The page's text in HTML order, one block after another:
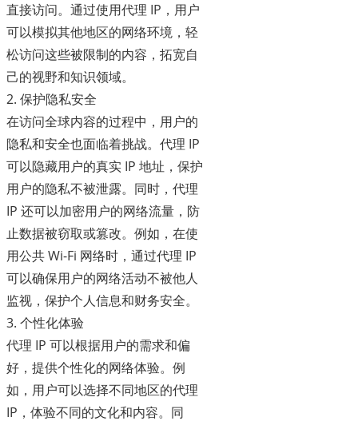
直接访问。通过使用代理 IP，用户
可以模拟其他地区的网络环境，轻
松访问这些被限制的内容，拓宽自
己的视野和知识领域。
2. 保护隐私安全
在访问全球内容的过程中，用户的
隐私和安全也面临着挑战。代理 IP
可以隐藏用户的真实 IP 地址，保护
用户的隐私不被泄露。同时，代理
IP 还可以加密用户的网络流量，防
止数据被窃取或篡改。例如，在使
用公共 Wi-Fi 网络时，通过代理 IP
可以确保用户的网络活动不被他人
监视，保护个人信息和财务安全。
3. 个性化体验
代理 IP 可以根据用户的需求和偏
好，提供个性化的网络体验。例
如，用户可以选择不同地区的代理
IP，体验不同的文化和内容。同